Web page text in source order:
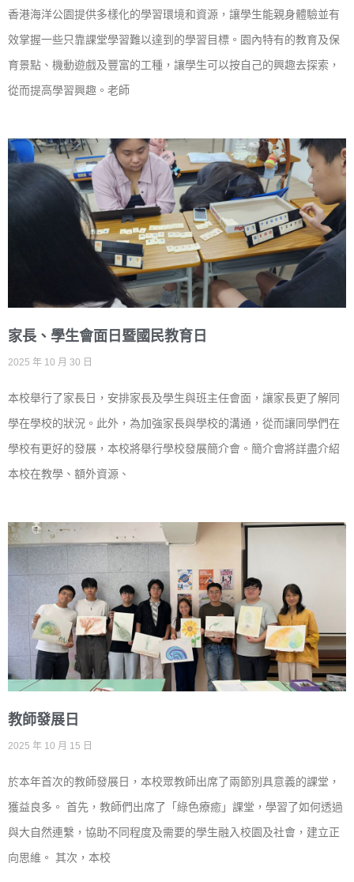
香港海洋公園提供多樣化的學習環境和資源，讓學生能親身體驗並有
效掌握一些只靠課堂學習難以達到的學習目標。園內特有的教育及保
育景點、機動遊戲及豐富的工種，讓學生可以按自己的興趣去探索，
從而提高學習興趣。老師
家長、學生會面日暨國民教育日
2025 年 10 月 30 日
本校舉行了家長日，安排家長及學生與班主任會面，讓家長更了解同
學在學校的狀況。此外，為加強家長與學校的溝通，從而讓同學們在
學校有更好的發展，本校將舉行學校發展簡介會。簡介會將詳盡介紹
本校在教學、額外資源、
教師發展日
2025 年 10 月 15 日
於本年首次的教師發展日，本校眾教師出席了兩節別具意義的課堂，
獲益良多。 首先，教師們出席了「綠色療癒」課堂，學習了如何透過
與大自然連繫，協助不同程度及需要的學生融入校園及社會，建立正
向思維。 其次，本校